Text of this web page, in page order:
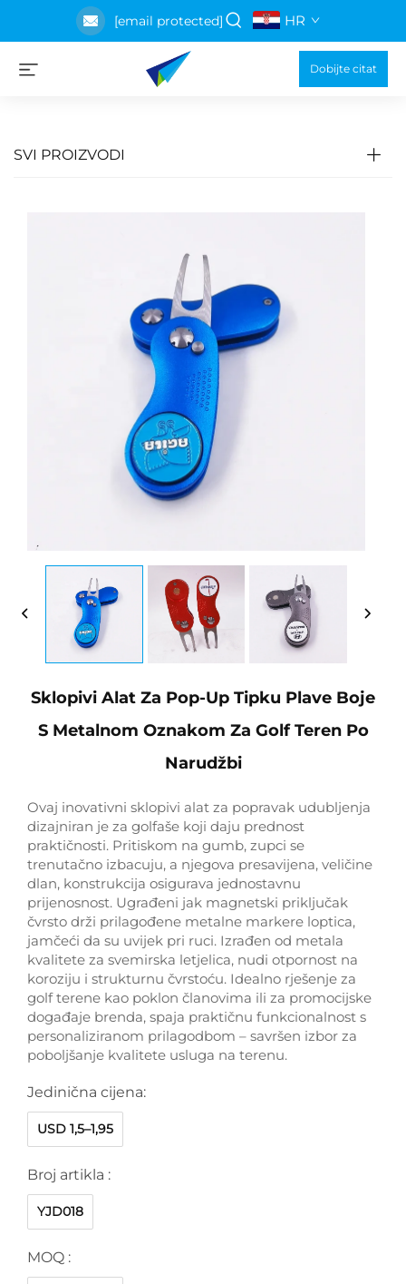
[email protected] HR
Dobijte citat
SVI PROIZVODI
Sklopivi Alat Za Pop-Up Tipku Plave Boje
S Metalnom Oznakom Za Golf Teren Po
Narudžbi
Ovaj inovativni sklopivi alat za popravak udubljenja
dizajniran je za golfaše koji daju prednost
praktičnosti. Pritiskom na gumb, zupci se
trenutačno izbacuju, a njegova presavijena, veličine
dlan, konstrukcija osigurava jednostavnu
prijenosnost. Ugrađeni jak magnetski priključak
čvrsto drži prilagođene metalne markere loptica,
jamčeći da su uvijek pri ruci. Izrađen od metala
kvalitete za svemirska letjelica, nudi otpornost na
koroziju i strukturnu čvrstoću. Idealno rješenje za
golf terene kao poklon članovima ili za promocijske
događaje brenda, spaja praktičnu funkcionalnost s
personaliziranom prilagodbom – savršen izbor za
poboljšanje kvalitete usluga na terenu.
Jedinična cijena:
USD 1,5–1,95
Broj artikla :
YJD018
MOQ :